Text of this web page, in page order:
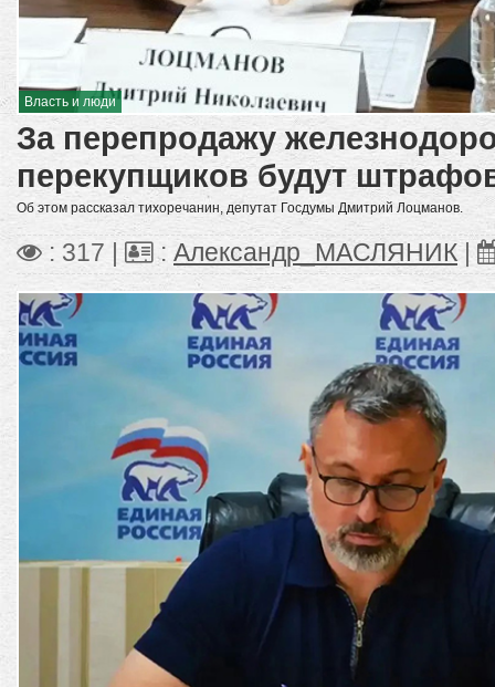
Власть и люди
За перепродажу
перекупщиков будут
Об этом рассказал тихоречанин, депутат Госдумы Дмитрий Лоцманов.
: 317 | : Александр_МАСЛЯНИК|